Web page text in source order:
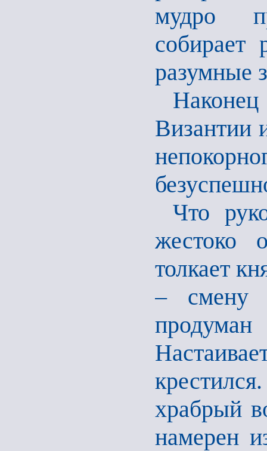
мудро
собирает
разумные
Византии
Что
жестоко
толкает
– смену
храбрый
намерен